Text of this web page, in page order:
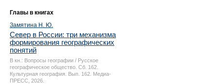
Главы в книгах
Замятина Н. Ю.
Север в России: три механизма
формирования географических
понятий
В кн.: Вопросы географии / Русское
географическое общество. Сб. 162.
Культурная география. Вып. 162. Медиа-
ПРЕСС, 2026.